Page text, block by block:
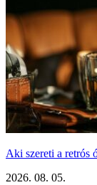
Aki szereti a retrós
2026. 08. 05.